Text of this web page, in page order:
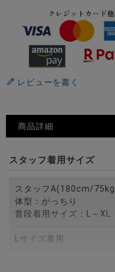
レビューを書く
商品詳細
スタッフ着用サイズ
スタッフA(180cm/
体型：がっちり
普段着用サイズ：L～XL
Lサイズ着用